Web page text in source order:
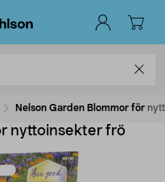
Nelson Garden Blommor för
nyttoinsekter frö